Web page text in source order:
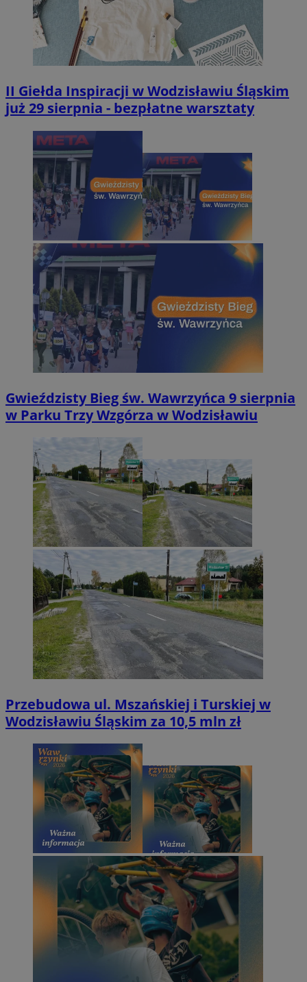
II Giełda Inspiracji w Wodzisławiu Śląskim
już 29 sierpnia - bezpłatne warsztaty
Gwieździsty Bieg św. Wawrzyńca 9 sierpnia
w Parku Trzy Wzgórza w Wodzisławiu
Przebudowa ul. Mszańskiej i Turskiej w
Wodzisławiu Śląskim za 10,5 mln zł